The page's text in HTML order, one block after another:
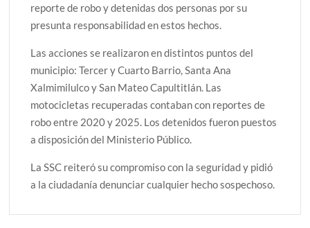
reporte de robo y detenidas dos personas por su
presunta responsabilidad en estos hechos.
Las acciones se realizaron en distintos puntos del
municipio: Tercer y Cuarto Barrio, Santa Ana
Xalmimilulco y San Mateo Capultitlán. Las
motocicletas recuperadas contaban con reportes de
robo entre 2020 y 2025. Los detenidos fueron puestos
a disposición del Ministerio Público.
La SSC reiteró su compromiso con la seguridad y pidió
a la ciudadanía denunciar cualquier hecho sospechoso.